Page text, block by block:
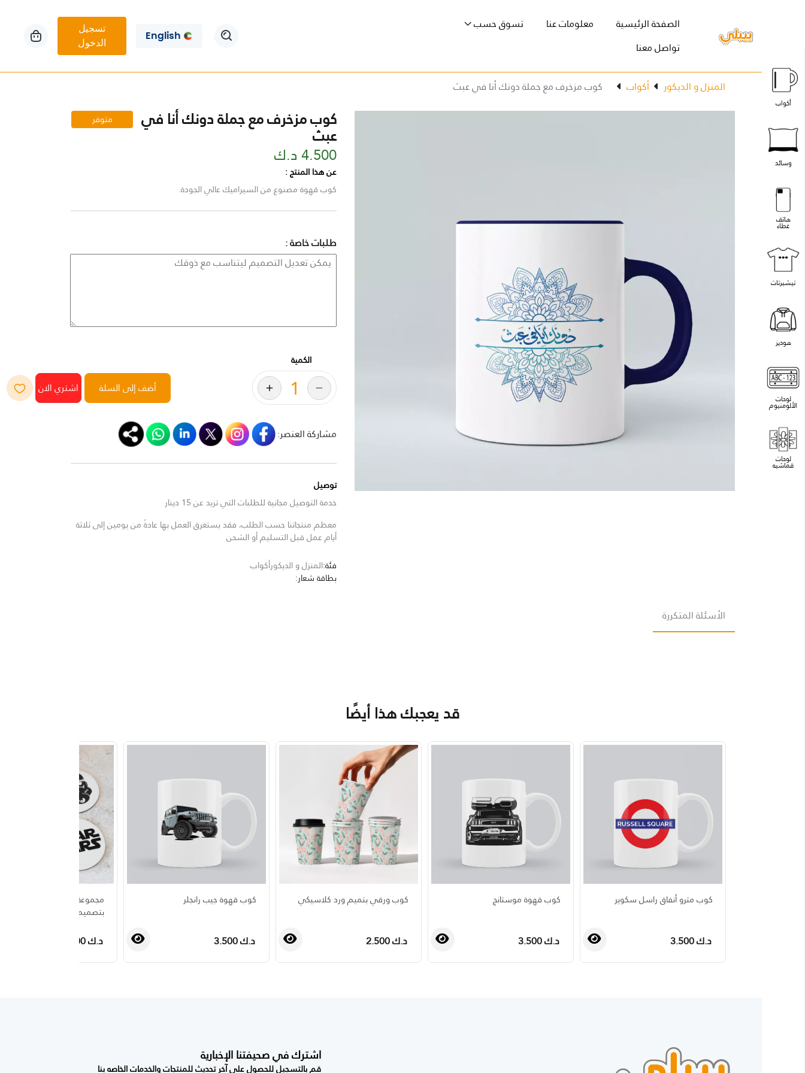
أكواب
وسائد
هاتف
غطاء
تيشيرتات
هوديز
لوحات
الألومنيوم
لوحات
قماشيه
الصفحة الرئيسية
(current) معلومات عنا
تسوق حسب
تواصل معنا
English
تسجيل
الدخول
المنزل و الديكور أكواب كوب مزخرف مع جملة دونك أنا في عبث
كوب مزخرف مع جملة دونك أنا في
عبث
متوفر
4.500 د.ك
عن هذا المنتج :
كوب قهوة مصنوع من السيراميك عالي الجودة.
طلبات خاصة :
الكمية
أضف إلى السلة
مشاركة العنصر:
توصيل
خدمة التوصيل مجانية للطلبات التي تزيد عن 15 دينار
معظم منتجاتنا حسب الطلب، فقد يستغرق العمل بها عادةً من يومين إلى ثلاثة
أيام عمل قبل التسليم أو الشحن
فئة:المنزل و الديكورأكواب
بطاقة شعار:
الأسئلة المتكررة
قد يعجبك هذا أيضًا
كوب مترو أنفاق راسل سكوير
د.ك 3.500
كوب قهوة موستانج
د.ك 3.500
كوب ورقي بتميم ورد كلاسيكي
د.ك 2.500
كوب قهوة جيب رانجلر
د.ك 3.500
مجموعة واقيات أكواب دائرية
بتصميم حرب النجوم
د.ك 3.000
اشترك في صحيفتنا الإخبارية
قم بالتسجيل للحصول على آخر تحديث للمنتجات والخدمات الخاصه بنا